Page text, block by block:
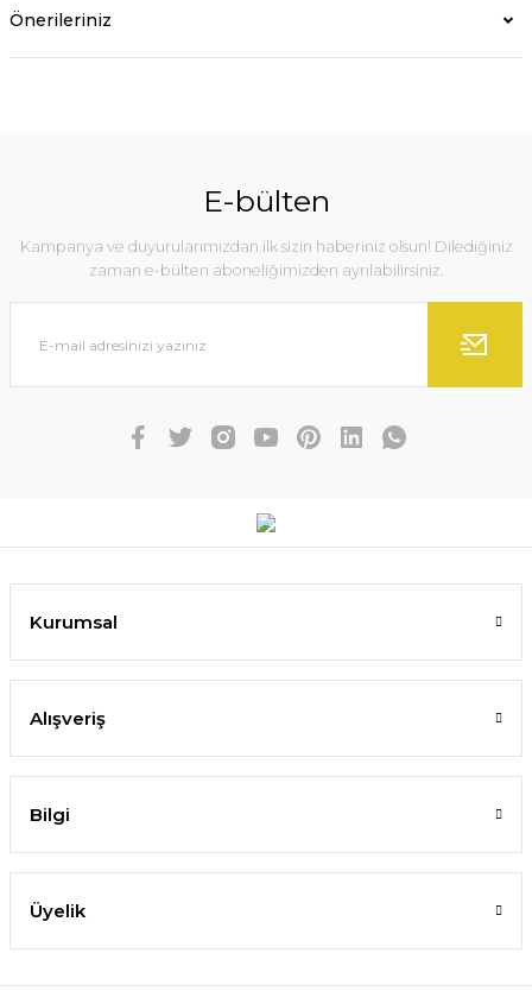
Önerileriniz
E-bülten
Kampanya ve duyurularımızdan ilk sizin haberiniz olsun! Dilediğiniz
zaman e-bülten aboneliğimizden ayrılabilirsiniz.
Kurumsal
Alışveriş
Bilgi
Üyelik